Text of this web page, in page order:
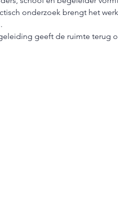
onderzoek brengt het
geeft de ruimte terug